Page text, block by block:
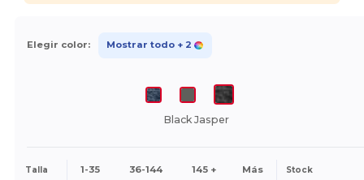
Elegir color: Mostrar todo + 2
Black Jasper
Talla 1-35 36-144 145 + Más Stock